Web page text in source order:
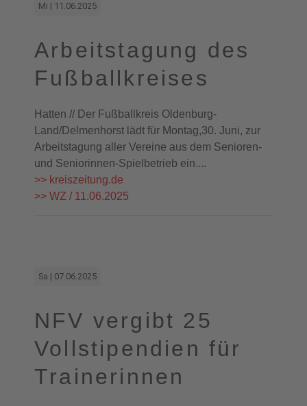
Mi | 11.06.2025
Arbeitstagung des
Fußballkreises
Hatten // Der Fußballkreis Oldenburg-
Land/Delmenhorst lädt für Montag,30. Juni, zur
Arbeitstagung aller Vereine aus dem Senioren-
und Seniorinnen-Spielbetrieb ein....
>> kreiszeitung.de
>> WZ / 11.06.2025
Sa | 07.06.2025
NFV vergibt 25
Vollstipendien für
Trainerinnen